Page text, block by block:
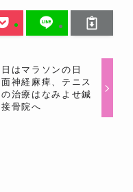
はマラソンの日
神経麻痺、テニス
の治療はなみよせ鍼
骨院へ